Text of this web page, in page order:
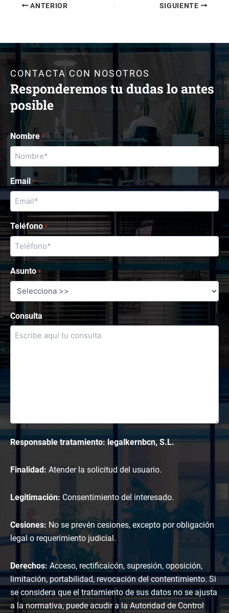
ANTERIOR SIGUIENTE
CONTACTA CON NOSOTROS
Responderemos tu dudas lo antes
posible
Nombre *
Email *
Teléfono *
Asunto *
Consulta
Responsable tratamiento: legalkernbcn, S.L.
Finalidad: Atender la solicitud del usuario.
Legitimación: Consentimiento del interesado.
Cesiones: No se prevén cesiones, excepto por obligación
legal o requerimiento judicial.
Derechos: Acceso, rectificaicón, supresión, oposición,
limitación, portabilidad, revocación del contentimiento. Si
se considera que el tratamiento de sus datos no se ajusta
a la normativa, puede acudir a la Autoridad de Control